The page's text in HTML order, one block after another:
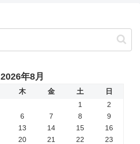
2026年8月
木 金 土
日
1
2
6 7 8
9
13 14 15
16
20 21 22
23